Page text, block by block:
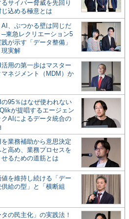
サイバー脅威を先回り
込める極意とは
、ぶつかる壁は同じだ
─東急レクリエーション5
が示す「データ整備」
現実解
用の第一歩はマスター
マネジメント（MDM）か
95％はなぜ使われない
が提唱するエージェン
クAIによるデータ統合の
業務補助から意思決定
高め、業務プロセスを
るための道筋とは
を維持し続ける「デー
給の型」と「横断組
の民主化」の実践法！